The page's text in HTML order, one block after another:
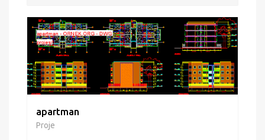
apartman
Proje